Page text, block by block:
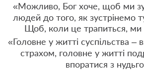
«Можливо, Бог хоче, щоб ми
людей до того, як зустрінемо
Щоб, коли це трапиться, ми
«Головне у житті суспільства –
страхом, головне у житті
впоратися з